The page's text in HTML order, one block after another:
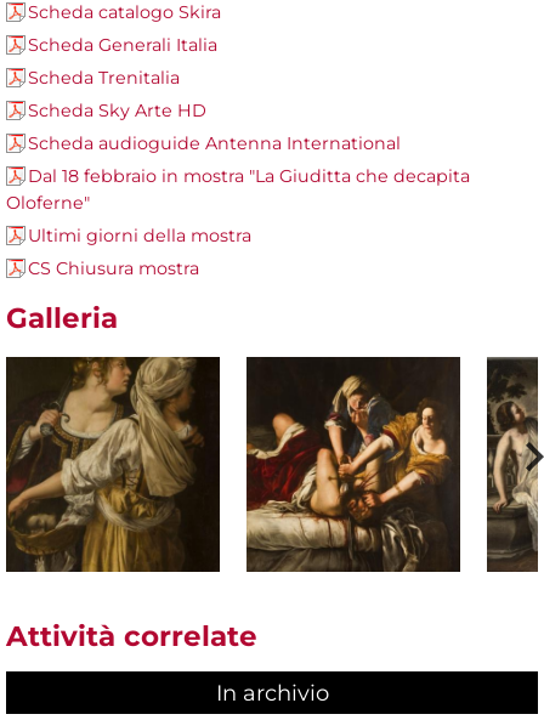
Scheda catalogo Skira
Scheda Generali Italia
Scheda Trenitalia
Scheda Sky Arte HD
Scheda audioguide Antenna International
Dal 18 febbraio in mostra "La Giuditta che decapita
Oloferne"
Ultimi giorni della mostra
CS Chiusura mostra
Galleria
Attività correlate
In archivio